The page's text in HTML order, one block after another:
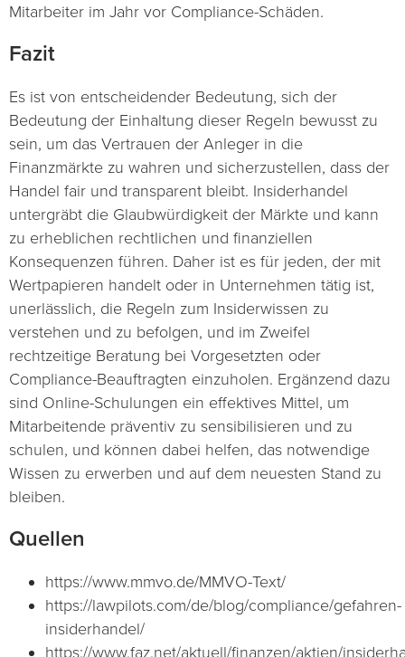
Mitarbeiter im Jahr vor Compliance-Schäden.
Fazit
Es ist von entscheidender Bedeutung, sich der
Bedeutung der Einhaltung dieser Regeln bewusst zu
sein, um das Vertrauen der Anleger in die
Finanzmärkte zu wahren und sicherzustellen, dass der
Handel fair und transparent bleibt. Insiderhandel
untergräbt die Glaubwürdigkeit der Märkte und kann
zu erheblichen rechtlichen und finanziellen
Konsequenzen führen. Daher ist es für jeden, der mit
Wertpapieren handelt oder in Unternehmen tätig ist,
unerlässlich, die Regeln zum Insiderwissen zu
verstehen und zu befolgen, und im Zweifel
rechtzeitige Beratung bei Vorgesetzten oder
Compliance-Beauftragten einzuholen. Ergänzend dazu
sind Online-Schulungen ein effektives Mittel, um
Mitarbeitende präventiv zu sensibilisieren und zu
schulen, und können dabei helfen, das notwendige
Wissen zu erwerben und auf dem neuesten Stand zu
bleiben.
Quellen
https://www.mmvo.de/MMVO-Text/
https://lawpilots.com/de/blog/compliance/gefahren-
insiderhandel/
https://www.faz.net/aktuell/finanzen/aktien/